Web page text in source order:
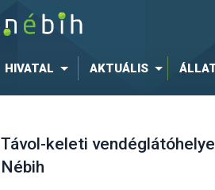
HIVATAL AKTUÁLIS
Távol-keleti
Nébih